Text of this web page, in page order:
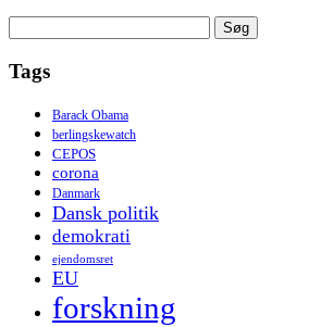
efter:
Tags
Barack Obama
berlingskewatch
CEPOS
corona
Danmark
Dansk politik
demokrati
ejendomsret
EU
forskning